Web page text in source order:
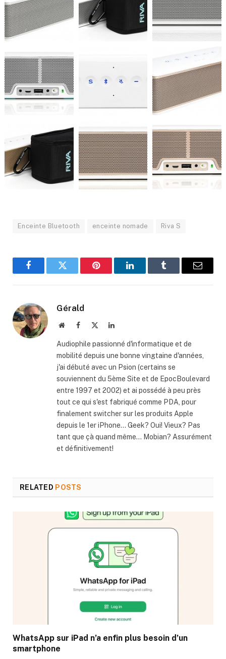
Enceinte Bluetooth enceinte nomade Riva S
FacebookTwitter Pinterest LinkedInTumblr Email
Gérald
WebsiteFacebook LinkedIn
Audiophile passionné d'informatique et de
mobilité depuis une bonne vingtaine d'années,
j'ai débuté avec un Psion (certains se
souviennent du 5ème Site et de EpocBoulevard
entre 1997 et 2002) et ai possédé à peu près
tout ce qui s'est fabriqué comme PDA, pour
finalement switcher sur les produits Apple
depuis le 1er iPhone... Geek? Oui! Vieux? Pas
tant que çà quand même... Mobian? Assurément
et définitivement!
RELATED POSTS
WhatsApp sur iPad n’a enfin plus besoin d’un
smartphone